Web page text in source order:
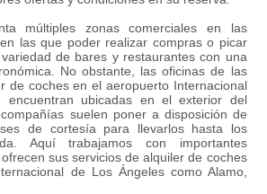
múltiples zonas comerciales en las
las que poder realizar compras o picar
de bares y restaurantes con una
No obstante, las oficinas de las
de coches en el aeropuerto Internacional
encuentran ubicadas en el exterior del
suelen poner a disposición de
de cortesía para llevarlos hasta los
Aquí trabajamos con importantes
sus servicios de alquiler de coches
de Los Ángeles como Alamo,